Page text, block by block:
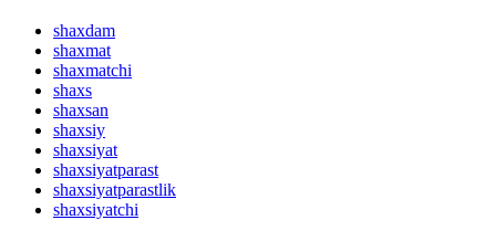
shaxdam
shaxmat
shaxmatchi
shaxs
shaxsan
shaxsiy
shaxsiyat
shaxsiyatparast
shaxsiyatparastlik
shaxsiyatchi